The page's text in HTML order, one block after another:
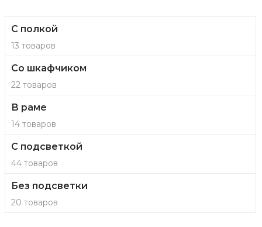
С полкой
13 товаров
Со шкафчиком
22 товаров
В раме
14 товаров
С подсветкой
44 товаров
Без подсветки
20 товаров